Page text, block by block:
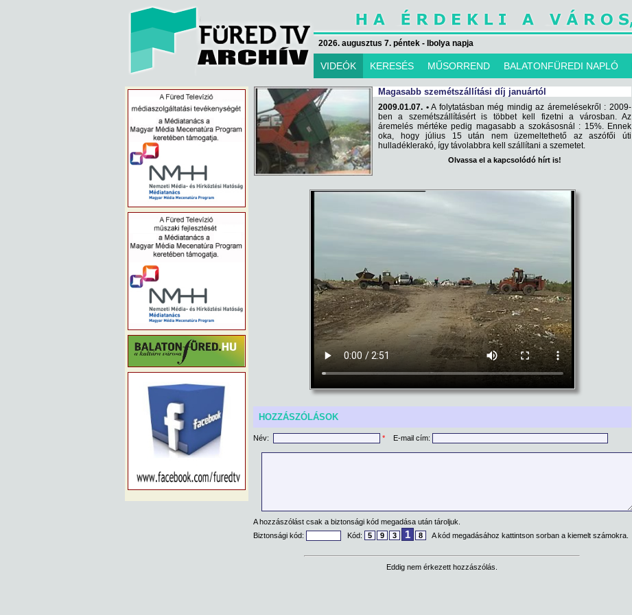
2026. augusztus 7. péntek - Ibolya napja
VIDEÓK KERESÉS MŰSORREND BALATONFÜREDI NAPLÓ
Magasabb szemétszállítási díj januártól
2009.01.07. •A folytatásban még mindig az áremelésekről : 2009-
ben a szemétszállításért is többet kell fizetni a városban. Az
áremelés mértéke pedig magasabb a szokásosnál : 15%. Ennek
oka, hogy július 15 után nem üzemeltethető az aszófői úti
hulladéklerakó, így távolabbra kell szállítani a szemetet.
Olvassa el a kapcsolódó hírt is!
HOZZÁSZÓLÁSOK
Név: * E-mail cím:
A hozzászólást csak a biztonsági kód megadása után tároljuk.
Biztonsági kód:
Kód: 5 9 3 1 8 A kód megadásához kattintson sorban a kiemelt számokra.
Eddig nem érkezett hozzászólás.